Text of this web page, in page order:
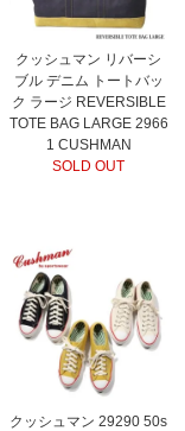
クッシュマン リバーシ
ブル デニム トートバッ
ク ラージ REVERSIBLE
TOTE BAG LARGE 2966
1 CUSHMAN
SOLD OUT
クッシュマン 29290 50s